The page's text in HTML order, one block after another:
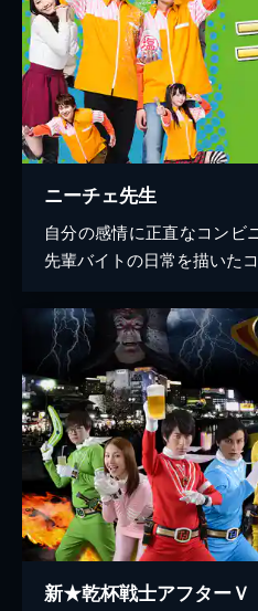
ニーチェ先生
自分の感情に正直なコンビ
先輩バイトの日常を描いた
新★乾杯戦士アフターＶ